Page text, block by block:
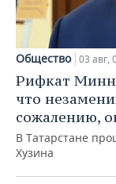
Общество 03 авг,
Рифкат
что
сожалению,
В Татарстане
Хузина